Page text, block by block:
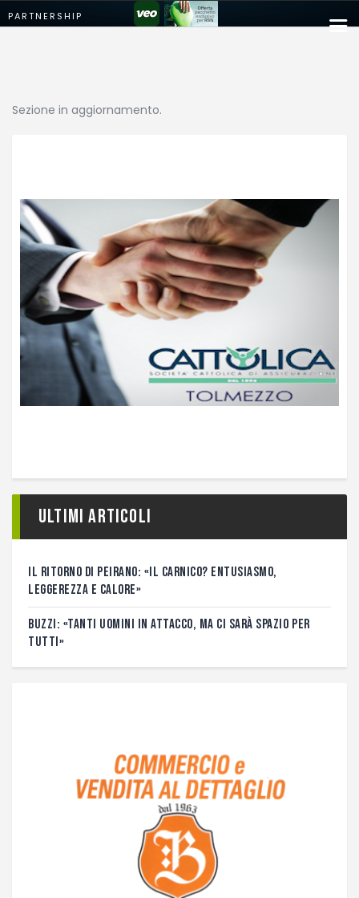
Campionato
ERREA Cup
Squadre
Calendari
News
Migliori
Albo d’oro
Partita Party
News
Sezione in aggiornamento.
Ultimi articoli
IL RITORNO DI PEIRANO: «IL CARNICO? ENTUSIASMO,
LEGGEREZZA E CALORE»
BUZZI: «TANTI UOMINI IN ATTACCO, MA CI SARÀ SPAZIO PER
TUTTI»